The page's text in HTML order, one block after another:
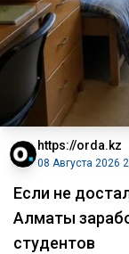
https://orda.kz
08 Августа 2026
Если не
Алматы
студентов